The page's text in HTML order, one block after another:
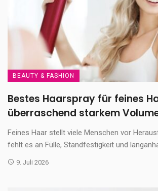
BEAUTY & FASHION
Bestes Haarspray für feines
überraschend starkem
Feines Haar stellt viele Menschen vor
fehlt es an Fülle, Standfestigkeit und
9. Juli 2026